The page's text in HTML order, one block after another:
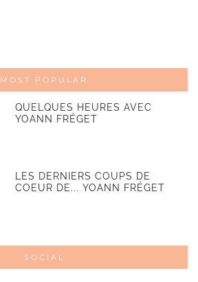
MOST POPULAR
QUELQUES HEURES AVEC
YOANN FRÉGET
LES DERNIERS COUPS DE
COEUR DE... YOANN FRÉGET
SOCIAL